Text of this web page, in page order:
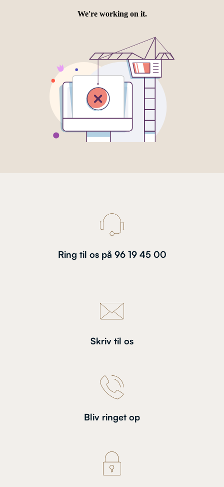
Ring til os på 96 19 45 00
Skriv til os
Bliv ringet op